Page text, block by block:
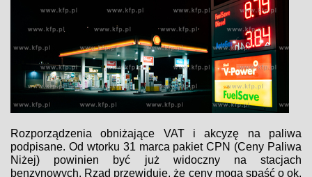
Rozporządzenia obniżające VAT i akcyzę na paliwa
podpisane. Od wtorku 31 marca pakiet CPN (Ceny Paliwa
Niżej) powinien być już widoczny na stacjach
benzynowych. Rząd przewiduje, że ceny mogą spaść o ok.